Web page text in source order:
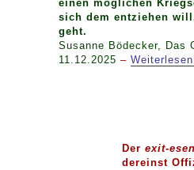
einen möglichen
sich dem entziehen
geht.
Susanne Bödecker, Das
11.12.2025 –
Derexit-
dereinst